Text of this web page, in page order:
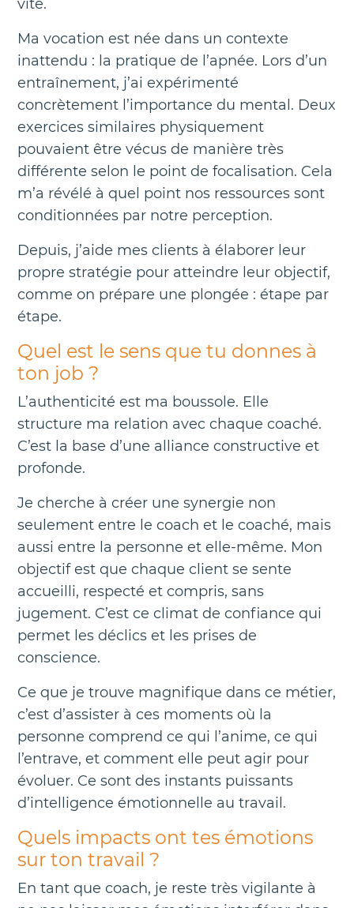
vite.
Ma vocation est née dans un contexte
inattendu : la pratique de l’apnée. Lors d’un
entraînement, j’ai expérimenté
concrètement l’importance du mental. Deux
exercices similaires physiquement
pouvaient être vécus de manière très
différente selon le point de focalisation. Cela
m’a révélé à quel point nos ressources sont
conditionnées par notre perception.
Depuis, j’aide mes clients à élaborer leur
propre stratégie pour atteindre leur objectif,
comme on prépare une plongée : étape par
étape.
Quel est le sens que tu donnes à
ton job ?
L’authenticité est ma boussole. Elle
structure ma relation avec chaque coaché.
C’est la base d’une alliance constructive et
profonde.
Je cherche à créer une synergie non
seulement entre le coach et le coaché, mais
aussi entre la personne et elle-même. Mon
objectif est que chaque client se sente
accueilli, respecté et compris, sans
jugement. C’est ce climat de confiance qui
permet les déclics et les prises de
conscience.
Ce que je trouve magnifique dans ce métier,
c’est d’assister à ces moments où la
personne comprend ce qui l’anime, ce qui
l’entrave, et comment elle peut agir pour
évoluer. Ce sont des instants puissants
d’intelligence émotionnelle au travail.
Quels impacts ont tes émotions
sur ton travail ?
En tant que coach, je reste très vigilante à